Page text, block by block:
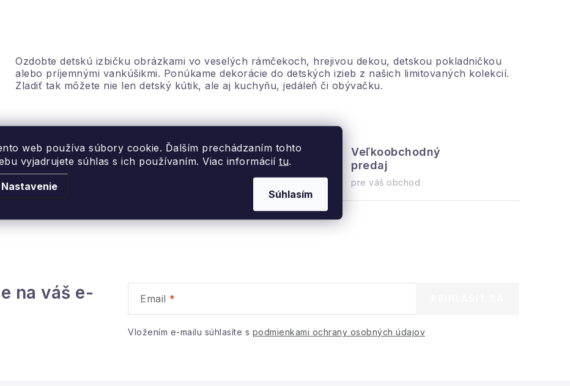
web používa súbory cookie. Ďalším prechádzaním tohto
vyjadrujete súhlas s ich používaním. Viac informácií tu.
Nastavenie
Súhlasím
v
v
v
l
á
d
c
i
e
p
y
Ozdobte detskú izbičku obrázkami vo veselých rámčekoch, hrejivou dekou, detskou pokladničkou
alebo príjemnými vankúšikmi. Ponúkame dekorácie do detských izieb z našich limitovaných kolekcií.
Zladiť tak môžete nie len detský kútik, ale aj kuchyňu, jedáleň či obývačku.
Možnosť vrátenia
do 14 dní od doručenia
Originálne vzory
Veľkoobchodný
predaj
pre váš obchod
na váš e-
Email
Vložením e-mailu súhlasíte s podmienkami ochrany osobných údajov